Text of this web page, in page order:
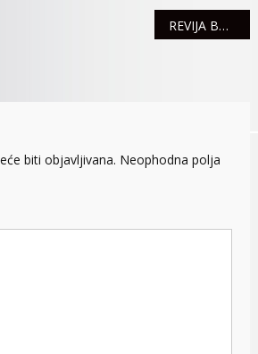
REVIJA BOKSA U SREMSKOJ MITROVICI
biti objavljivana. Neophodna polja